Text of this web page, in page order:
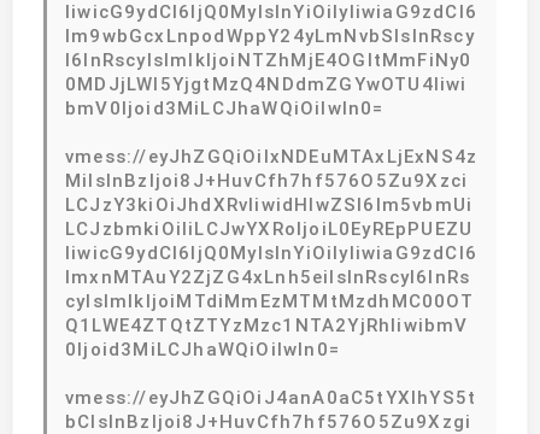
IiwicG9ydCI6IjQ0MyIsInYiOiIyIiwiaG9zdCI6
Im9wbGcxLnpodWppY24yLmNvbSIsInRscy
I6InRscyIsImlkIjoiNTZhMjE4OGItMmFiNy0
0MDJjLWI5YjgtMzQ4NDdmZGYwOTU4Iiwi
bmV0Ijoid3MiLCJhaWQiOiIwIn0=
vmess://eyJhZGQiOiIxNDEuMTAxLjExNS4z
MiIsInBzIjoi8J+HuvCfh7hf576O5Zu9Xzci
LCJzY3kiOiJhdXRvIiwidHlwZSI6Im5vbmUi
LCJzbmkiOiIiLCJwYXRoIjoiL0EyREpPUEZU
IiwicG9ydCI6IjQ0MyIsInYiOiIyIiwiaG9zdCI6
ImxnMTAuY2ZjZG4xLnh5eiIsInRscyI6InRs
cyIsImlkIjoiMTdiMmEzMTMtMzdhMC00OT
Q1LWE4ZTQtZTYzMzc1NTA2YjRhIiwibmV
0Ijoid3MiLCJhaWQiOiIwIn0=
vmess://eyJhZGQiOiJ4anA0aC5tYXlhYS5t
bCIsInBzIjoi8J+HuvCfh7hf576O5Zu9Xzgi